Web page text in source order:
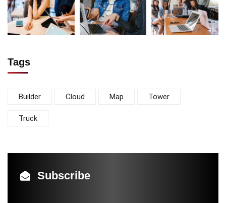
Tags
Builder Cloud Map Tower
Truck
Subscribe